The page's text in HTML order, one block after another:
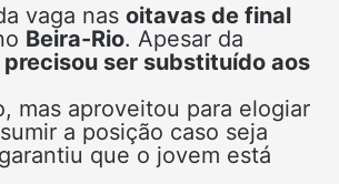
vaga nas oitavas de final
Beira-Rio. Apesar da
precisou ser substituído aos
mas aproveitou para elogiar
a posição caso seja
que o jovem está